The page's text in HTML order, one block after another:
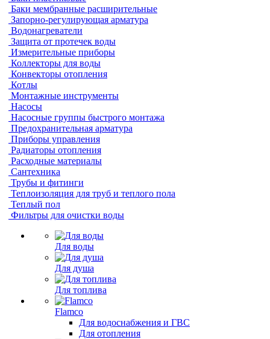
Баки мембранные расширительные
Запорно-регулирующая арматура
Водонагреватели
Защита от протечек воды
Измерительные приборы
Коллекторы для воды
Конвекторы отопления
Котлы
Монтажные инструменты
Насосы
Насосные группы быстрого монтажа
Предохранительная арматура
Приборы управления
Радиаторы отопления
Расходные материалы
Сантехника
Трубы и фитинги
Теплоизоляция для труб и теплого пола
Теплый пол
Фильтры для очистки воды
Для воды
Для душа
Для топлива
Flamco
Для водоснабжения и ГВС
Для отопления